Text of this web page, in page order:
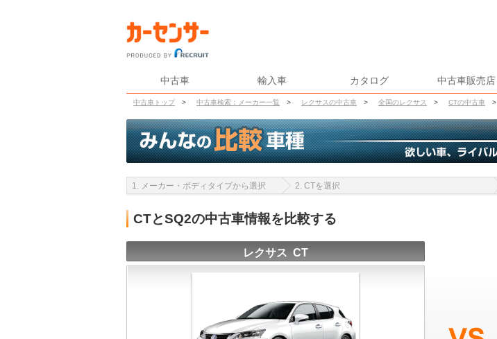
中古車 輸入車 カタログ 中古車販売店
中古車トップ > 中古車検索：メーカー一覧 > レクサスの中古車 > 全国のレクサス > CTの中古車 >
1. メーカー・ボディタイプから選択 2. CTを選択
CTとSQ2の中古車情報を比較する
レクサス CT